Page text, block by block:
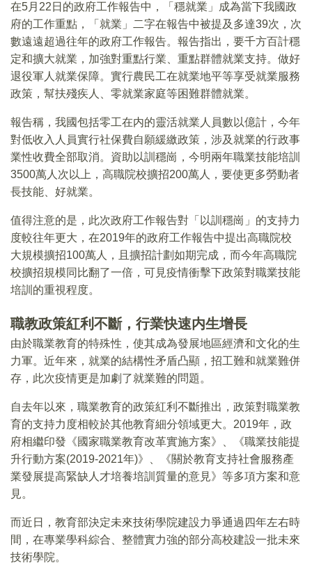
在5月22日的政府工作報告中，「穩就業」成為當下我國政
府的工作重點，「就業」二字在報告中被提及多達39次，次
數遠遠超過往年的政府工作報告。報告指出，要千方百計穩
定和擴大就業，加強對重點行業、重點群體就業支持。做好
退役軍人就業保障。實行農民工在就業地平等享受就業服務
政策，幫扶殘疾人、零就業家庭等困難群體就業。
報告稱，我國包括零工在内的靈活就業人員數以億計，今年
對低收入人員實行社保費自願緩繳政策，涉及就業的行政事
業性收費全部取消。資助以訓穩崗，今明兩年職業技能培訓
3500萬人次以上，高職院校擴招200萬人，要使更多勞動者
長技能、好就業。
值得注意的是，此次政府工作報告對「以訓穩崗」的支持力
度較往年更大，在2019年的政府工作報告中提出高職院校
大規模擴招100萬人，且擴招計劃如期完成，而今年高職院
校擴招規模同比翻了一倍，可見疫情衝擊下政策對職業技能
培訓的重視程度。
職教政策紅利不斷，行業快速内生增長
由於職業教育的特殊性，使其成為發展地區經濟和文化的生
力軍。近年來，就業的結構性矛盾凸顯，招工難和就業難併
存，此次疫情更是加劇了就業難的問題。
自去年以來，職業教育的政策紅利不斷推出，政策對職業教
育的支持力度相較於其他教育細分領域更大。2019年，政
府相繼印發《國家職業教育改革實施方案》、《職業技能提
升行動方案(2019-2021年)》、《關於教育支持社會服務產
業發展提高緊缺人才培養培訓質量的意見》等多項方案和意
見。
而近日，教育部決定未來技術學院建設力爭通過四年左右時
間，在專業學科綜合、整體實力強的部分高校建設一批未來
技術學院。